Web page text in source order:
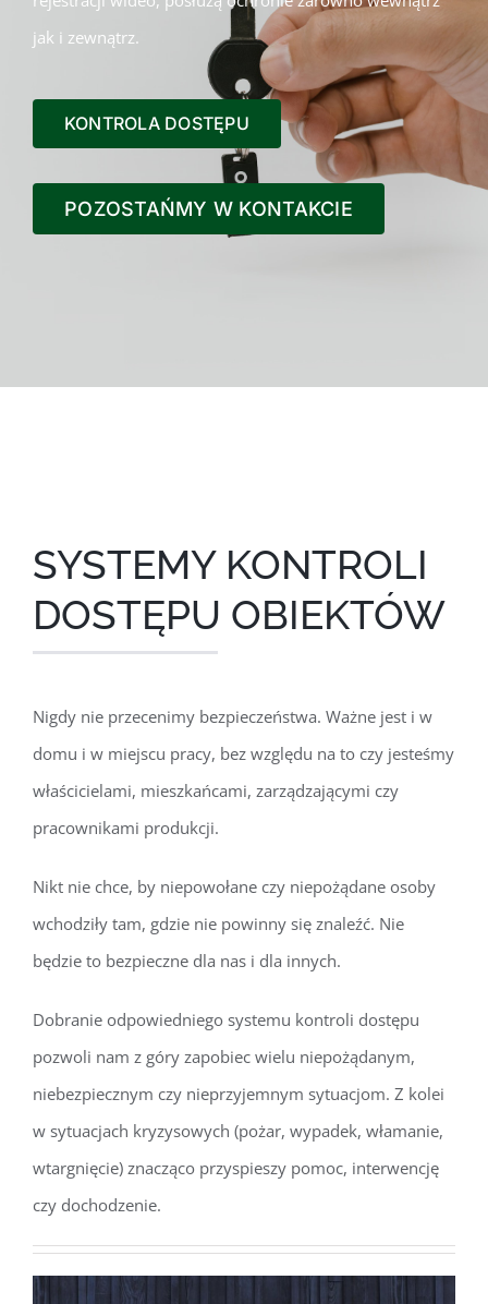
jak i zewnątrz.
KONTROLA DOSTĘPU
POZOSTAŃMY W KONTAKCIE
SYSTEMY KONTROLI
DOSTĘPU OBIEKTÓW
Nigdy nie przecenimy bezpieczeństwa. Ważne jest i w
domu i w miejscu pracy, bez względu na to czy jesteśmy
właścicielami, mieszkańcami, zarządzającymi czy
pracownikami produkcji.
Nikt nie chce, by niepowołane czy niepożądane osoby
wchodziły tam, gdzie nie powinny się znaleźć. Nie
będzie to bezpieczne dla nas i dla innych.
Dobranie odpowiedniego systemu kontroli dostępu
pozwoli nam z góry zapobiec wielu niepożądanym,
niebezpiecznym czy nieprzyjemnym sytuacjom. Z kolei
w sytuacjach kryzysowych (pożar, wypadek, włamanie,
wtargnięcie) znacząco przyspieszy pomoc, interwencję
czy dochodzenie.